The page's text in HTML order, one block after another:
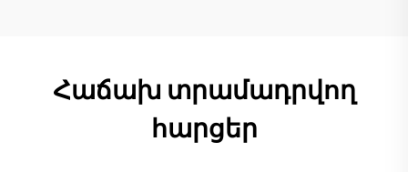
Հաճախ տրամադրվող
հարցեր